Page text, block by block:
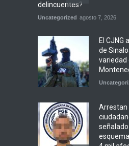
delincuentes?
Uncategorized agosto 7, 2026
El CJNG
de
variedad
Arrestan